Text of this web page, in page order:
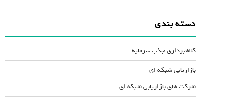
دسته بندی
کلاهبرداری جذب سرمایه
بازاریابی شبکه ای
شرکت های بازاریابی شبکه ای